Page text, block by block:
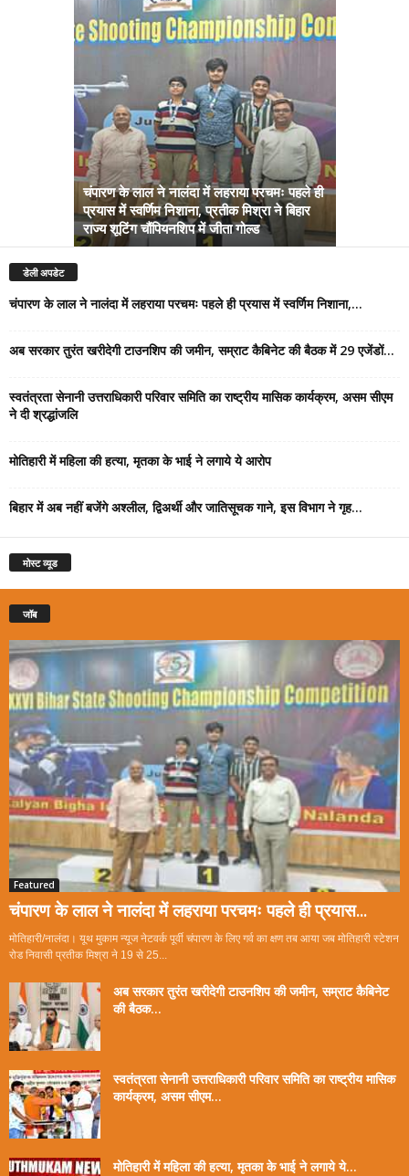
चंपारण के लाल ने नालंदा में लहराया परचमः पहले ही
प्रयास में स्वर्णिम निशाना, प्रतीक मिश्रा ने बिहार
राज्य शूटिंग चौंपियनशिप में जीता गोल्ड
डेली अपडेट
चंपारण के लाल ने नालंदा में लहराया परचमः पहले ही प्रयास में स्वर्णिम निशाना,...
अब सरकार तुरंत खरीदेगी टाउनशिप की जमीन, सम्राट कैबिनेट की बैठक में 29 एजेंडों...
स्वतंत्रता सेनानी उत्तराधिकारी परिवार समिति का राष्ट्रीय मासिक कार्यक्रम, असम सीएम
ने दी श्रद्धांजलि
मोतिहारी में महिला की हत्या, मृतका के भाई ने लगाये ये आरोप
बिहार में अब नहीं बजेंगे अश्लील, द्विअर्थी और जातिसूचक गाने, इस विभाग ने गृह...
मोस्ट व्यूड
जॉब
Featured
चंपारण के लाल ने नालंदा में लहराया परचमः पहले ही प्रयास...
मोतिहारी/नालंदा। यूथ मुकाम न्यूज नेटवर्क पूर्वी चंपारण के लिए गर्व का क्षण तब आया जब मोतिहारी स्टेशन
रोड निवासी प्रतीक मिश्रा ने 19 से 25...
अब सरकार तुरंत खरीदेगी टाउनशिप की जमीन, सम्राट कैबिनेट
की बैठक...
स्वतंत्रता सेनानी उत्तराधिकारी परिवार समिति का राष्ट्रीय मासिक
कार्यक्रम, असम सीएम...
मोतिहारी में महिला की हत्या, मृतका के भाई ने लगाये ये...